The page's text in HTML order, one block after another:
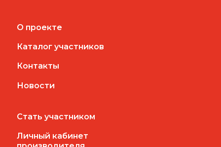
О проекте
Каталог участников
Контакты
Новости
Стать участником
Личный кабинет